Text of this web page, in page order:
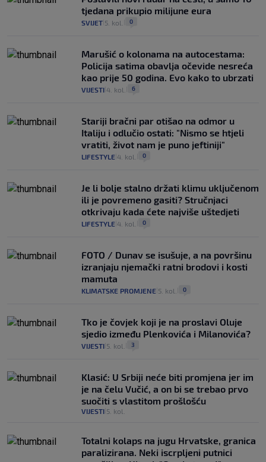
tjedana prikupio milijune eura
SVIJET 5. kol. 0
Marušić o kolonama na autocestama:
Policija satima obavlja očevide nesreća
kao prije 50 godina. Evo kako to ubrzati
VIJESTI 4. kol. 6
Stariji bračni par otišao na odmor u
Italiju i odlučio ostati: "Nismo se htjeli
vratiti, život nam je puno jeftiniji"
LIFESTYLE 4. kol. 0
Je li bolje stalno držati klimu uključenom
ili je povremeno gasiti? Stručnjaci
otkrivaju kada ćete najviše uštedjeti
LIFESTYLE 4. kol. 0
FOTO / Dunav se isušuje, a na površinu
izranjaju njemački ratni brodovi i kosti
mamuta
KLIMATSKE PROMJENE 5. kol. 0
Tko je čovjek koji je na proslavi Oluje
sjedio između Plenkovića i Milanovića?
VIJESTI 5. kol. 3
Klasić: U Srbiji neće biti promjena jer im
je na čelu Vučić, a on bi se trebao prvo
suočiti s vlastitom prošlošću
VIJESTI 5. kol.
Totalni kolaps na jugu Hrvatske, granica
paralizirana. Neki iscrpljeni putnici